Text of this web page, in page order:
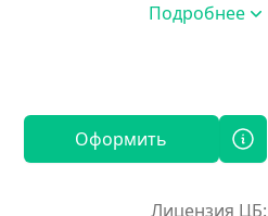
Подробнее
Оформить
Лицензия ЦБ: